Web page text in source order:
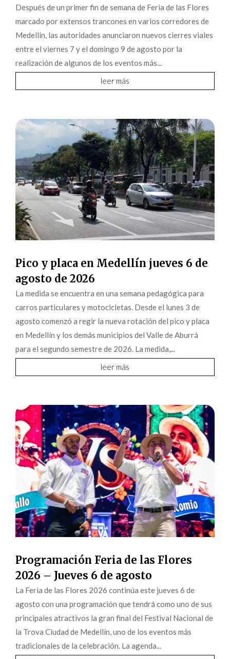
Después de un primer fin de semana de Feria de las Flores
marcado por extensos trancones en varios corredores de
Medellín, las autoridades anunciaron nuevos cierres viales
entre el viernes 7 y el domingo 9 de agosto por la
realización de algunos de los eventos más...
leer más
Pico y placa en Medellín jueves 6 de
agosto de 2026
La medida se encuentra en una semana pedagógica para
carros particulares y motocicletas. Desde el lunes 3 de
agosto comenzó a regir la nueva rotación del pico y placa
en Medellín y los demás municipios del Valle de Aburrá
para el segundo semestre de 2026. La medida,...
leer más
Programación Feria de las Flores
2026 – Jueves 6 de agosto
La Feria de las Flores 2026 continúa este jueves 6 de
agosto con una programación que tendrá como uno de sus
principales atractivos la gran final del Festival Nacional de
la Trova Ciudad de Medellín, uno de los eventos más
tradicionales de la celebración. La agenda...